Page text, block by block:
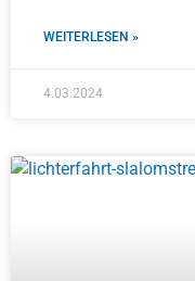
WEITERLESEN »
4.03.2024